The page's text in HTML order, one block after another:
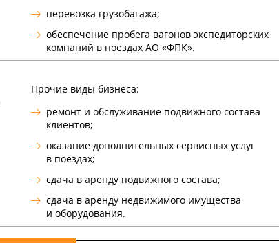
перевозка грузобагажа;
обеспечение пробега вагонов экспедиторских
компаний в поездах АО «ФПК».
Прочие виды бизнеса:
ремонт и обслуживание подвижного состава
клиентов;
оказание дополнительных сервисных услуг
в поездах;
сдача в аренду подвижного состава;
сдача в аренду недвижимого имущества
и оборудования.